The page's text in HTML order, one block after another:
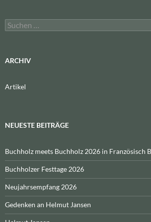
Suchen
nach:
ARCHIV
Artikel
NEUESTE BEITRÄGE
Buchholz meets Buchholz 2026 in Französisch
Buchholzer Festtage 2026
Neujahrsempfang 2026
Gedenken an Helmut Jansen